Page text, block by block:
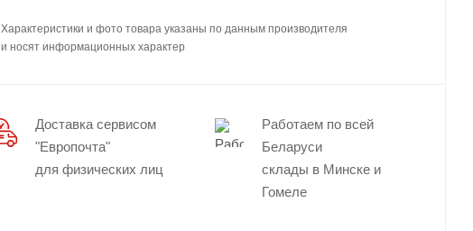
Характеристики и фото товара указаны по данным производителя
и носят информационных характер
Доставка сервисом
"Европочта"
для физических лиц
Работаем по всей
Беларуси
склады в Минске и
Гомеле